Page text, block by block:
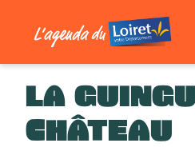
LA
CHÂTEAU